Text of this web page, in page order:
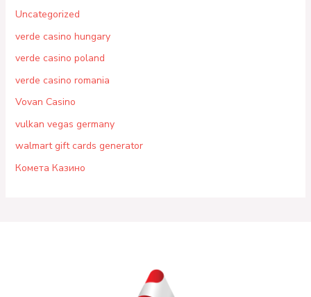
Uncategorized
verde casino hungary
verde casino poland
verde casino romania
Vovan Casino
vulkan vegas germany
walmart gift cards generator
Комета Казино